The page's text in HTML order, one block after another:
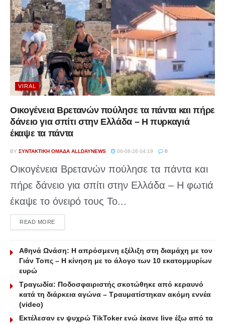
VIRAL
Οικογένεια Βρετανών πούλησε τα πάντα και πήρε
δάνειο για σπίτι στην Ελλάδα – Η πυρκαγιά
έκαψε τα πάντα
BY ΣΥΝΤΑΚΤΙΚΉ ΟΜΆΔΑ ALLDAYNEWS 06-08-26 04:19 0
Οικογένεια Βρετανών πούλησε τα πάντα και
πήρε δάνειο για σπίτι στην Ελλάδα – Η φωτιά
έκαψε το όνειρό τους Το...
READ MOREDETAILS
Αθηνά Ωνάση: Η απρόσμενη εξέλιξη στη διαμάχη με τον
Γιάν Τοπς – Η κίνηση με το άλογο των 10 εκατομμυρίων
ευρώ
Τραγωδία: Ποδοσφαιριστής σκοτώθηκε από κεραυνό
κατά τη διάρκεια αγώνα – Τραυματίστηκαν ακόμη εννέα
(video)
Εκτέλεσαν εν ψυχρώ ΤikToker ενώ έκανε live έξω από τα